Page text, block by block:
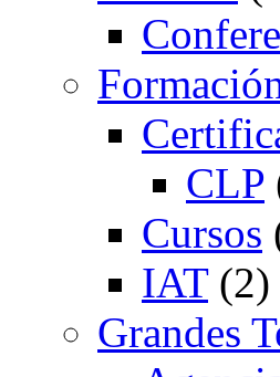
CLP
Cursos
IAT(2)
Grandes